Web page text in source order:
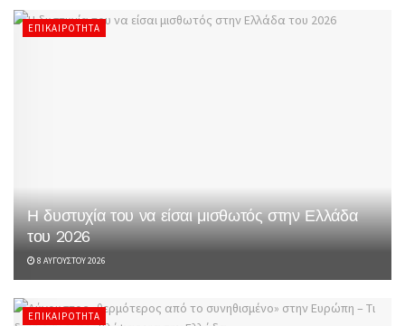
ΕΠΙΚΑΙΡΌΤΗΤΑ
Η δυστυχία του να είσαι μισθωτός στην Ελλάδα
του 2026
8 ΑΥΓΟΎΣΤΟΥ 2026
ΕΠΙΚΑΙΡΌΤΗΤΑ